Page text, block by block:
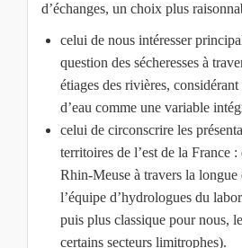
d’échanges, un choix plus
celui de nous intéresser
question des sécheresses à
étiages des rivières,
d’eau comme une variable
celui de circonscrire les
territoires de l’est de la France :
Rhin-Meuse à travers la longue
l’équipe d’hydrologues du
puis plus classique pour nous,
certains secteurs limitrophes).